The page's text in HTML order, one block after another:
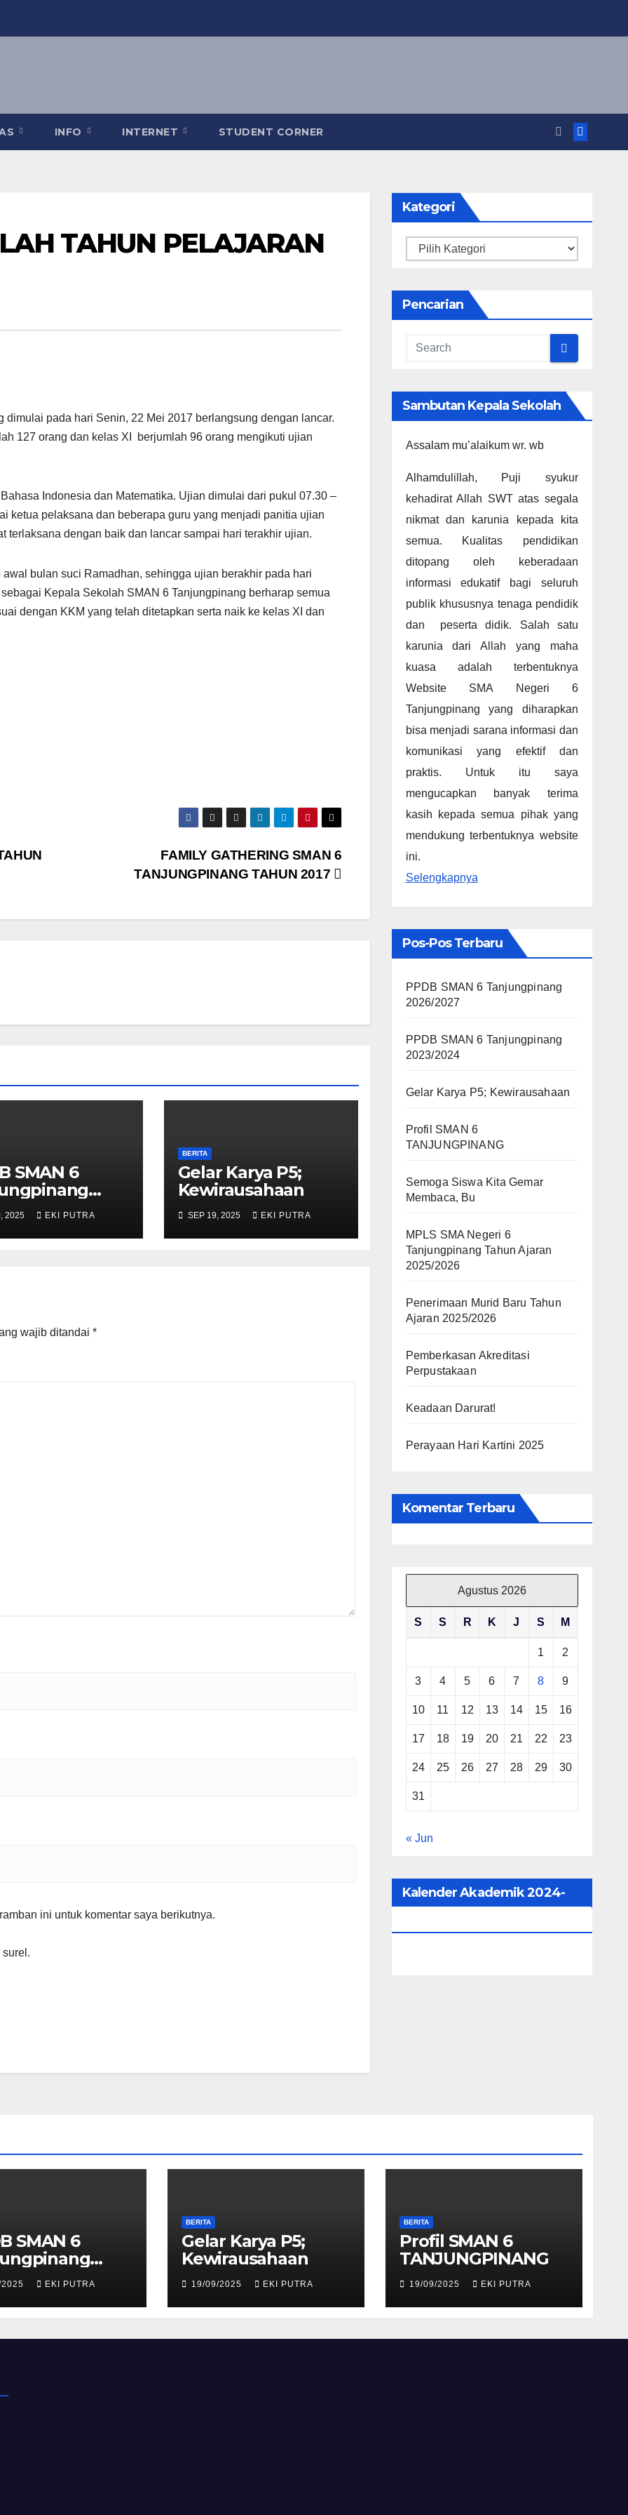
INFO INTERNET STUDENT CORNER
TAHUN PELAJARAN
pada hari Senin, 22 Mei 2017 berlangsung dengan lancar.
127 orang dan kelas XI berjumlah 96 orang mengikuti ujian
Indonesia dan Matematika. Ujian dimulai dari pukul 07.30 –
ketua pelaksana dan beberapa guru yang menjadi panitia ujian
terlaksana dengan baik dan lancar sampai hari terakhir ujian.
bulan suci Ramadhan, sehingga ujian berakhir pada hari
Kepala Sekolah SMAN 6 Tanjungpinang berharap semua
dengan KKM yang telah ditetapkan serta naik ke kelas XI dan
FAMILY GATHERING SMAN 6
TANJUNGPINANG TAHUN 2017
SMAN 6
2024
2025 EKI PUTRA
BERITA
Gelar Karya P5;
Kewirausahaan
SEP 19, 2025 EKI PUTRA
wajib ditandai *
ini untuk komentar saya berikutnya.
Kategori
Kategori
Pencarian
Sambutan Kepala Sekolah
Assalam mu’alaikum wr. wb
Alhamdulillah, Puji syukur
kehadirat Allah SWT atas segala
nikmat dan karunia kepada kita
semua. Kualitas pendidikan
ditopang oleh keberadaan
informasi edukatif bagi seluruh
publik khususnya tenaga pendidik
dan peserta didik. Salah satu
karunia dari Allah yang maha
kuasa adalah terbentuknya
Website SMA Negeri 6
Tanjungpinang yang diharapkan
bisa menjadi sarana informasi dan
komunikasi yang efektif dan
praktis. Untuk itu saya
mengucapkan banyak terima
kasih kepada semua pihak yang
mendukung terbentuknya website
ini.
Selengkapnya
Pos-Pos Terbaru
PPDB SMAN 6 Tanjungpinang
2026/2027
PPDB SMAN 6 Tanjungpinang
2023/2024
Gelar Karya P5; Kewirausahaan
Profil SMAN 6
TANJUNGPINANG
Semoga Siswa Kita Gemar
Membaca, Bu
MPLS SMA Negeri 6
Tanjungpinang Tahun Ajaran
2025/2026
Penerimaan Murid Baru Tahun
Ajaran 2025/2026
Pemberkasan Akreditasi
Perpustakaan
Keadaan Darurat!
Perayaan Hari Kartini 2025
Komentar Terbaru
Agustus 2026
S S R K J S M
1 2
3 4 5 6 7 8 9
10 11 12 13 14 15 16
17 18 19 20 21 22 23
24 25 26 27 28 29 30
31
« Jun
Kalender Akademik 2024-
SMAN 6
2024EKI PUTRA
BERITA
Gelar Karya P5;
Kewirausahaan
19/09/2025 EKI PUTRA
BERITA
Profil SMAN 6
TANJUNGPINANG
19/09/2025 EKI PUTRA